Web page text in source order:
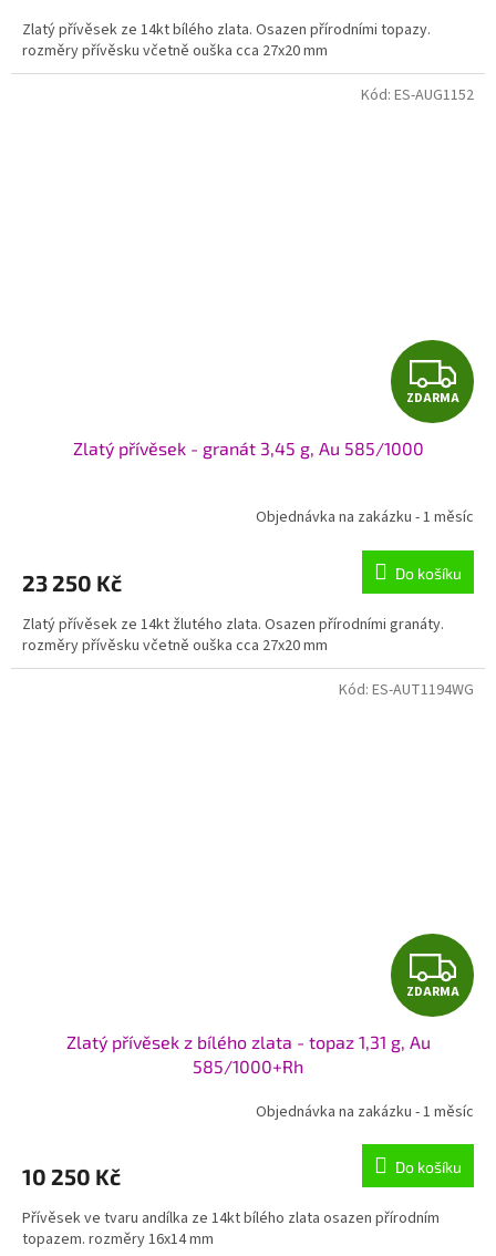
Zlatý přívěsek ze 14kt bílého zlata. Osazen přírodními topazy.
rozměry přívěsku včetně ouška cca 27x20 mm
Z
D
R
M
A
ZDARMA
Zlatý přívěsek - granát 3,45 g, Au 585/1000
Objednávka na zakázku - 1 měsíc
23 250 Kč Do košíku
Zlatý přívěsek ze 14kt žlutého zlata. Osazen přírodními granáty.
rozměry přívěsku včetně ouška cca 27x20 mm
Kód: ES-AUG1152
Z
D
R
M
A
ZDARMA
Zlatý přívěsek z bílého zlata - topaz 1,31 g, Au
585/1000+Rh
Objednávka na zakázku - 1 měsíc
10 250 Kč Do košíku
Přívěsek ve tvaru andílka ze 14kt bílého zlata osazen přírodním
topazem. rozměry 16x14 mm
Kód: ES-AUT1194WG